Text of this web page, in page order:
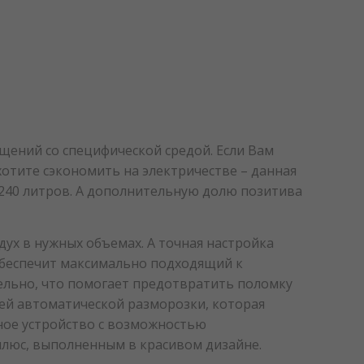
со специфической средой. Если Вам
сэкономить на электричестве – данная
литров. А дополнительную долю позитива
в нужных объемах. А точная настройка
максимально подходящий к
что помогает предотвратить поломку
автоматической разморозки, которая
устройство с возможностью
выполненным в красивом дизайне.